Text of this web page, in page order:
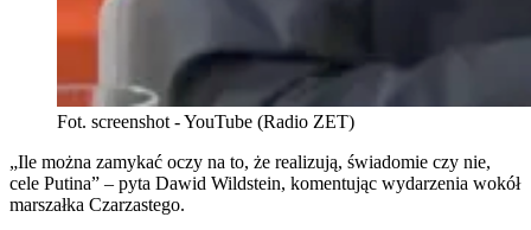
Fot. screenshot - YouTube (Radio ZET)
„Ile można zamykać oczy na to, że realizują, świadomie czy nie,
cele Putina” – pyta Dawid Wildstein, komentując wydarzenia wokół
marszałka Czarzastego.